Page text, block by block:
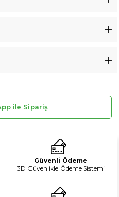
ile Sipariş
Güvenli Ödeme
3D Güvenlikle Ödeme Sistemi